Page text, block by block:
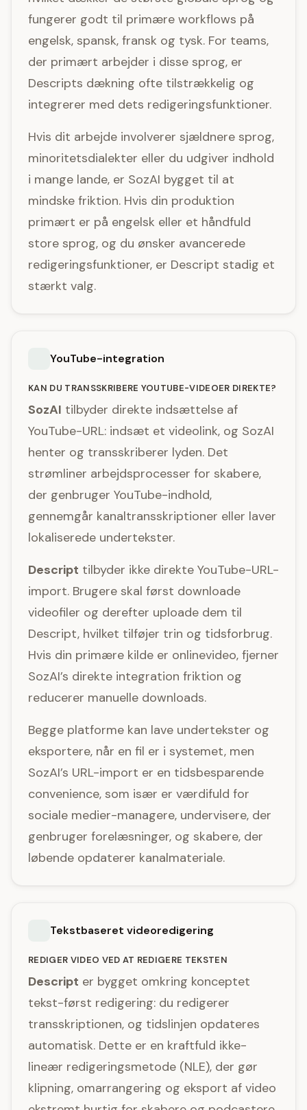
fungerer godt til primære workflows på
engelsk, spansk, fransk og tysk. For teams,
der primært arbejder i disse sprog, er
Descripts dækning ofte tilstrækkelig og
integrerer med dets redigeringsfunktioner.
Hvis dit arbejde involverer sjældnere sprog,
minoritetsdialekter eller du udgiver indhold
i mange lande, er SozAI bygget til at
mindske friktion. Hvis din produktion
primært er på engelsk eller et håndfuld
store sprog, og du ønsker avancerede
redigeringsfunktioner, er Descript stadig et
stærkt valg.
YouTube-integration
KAN DU TRANSSKRIBERE YOUTUBE-VIDEOER DIREKTE?
SozAI tilbyder direkte indsættelse af
YouTube-URL: indsæt et videolink, og SozAI
henter og transskriberer lyden. Det
strømliner arbejdsprocesser for skabere,
der genbruger YouTube-indhold,
gennemgår kanaltransskriptioner eller laver
lokaliserede undertekster.
Descript tilbyder ikke direkte YouTube-URL-
import. Brugere skal først downloade
videofiler og derefter uploade dem til
Descript, hvilket tilføjer trin og tidsforbrug.
Hvis din primære kilde er onlinevideo, fjerner
SozAI’s direkte integration friktion og
reducerer manuelle downloads.
Begge platforme kan lave undertekster og
eksportere, når en fil er i systemet, men
SozAI’s URL-import er en tidsbesparende
convenience, som især er værdifuld for
sociale medier-managere, undervisere, der
genbruger forelæsninger, og skabere, der
løbende opdaterer kanalmateriale.
Tekstbaseret videoredigering
REDIGER VIDEO VED AT REDIGERE TEKSTEN
Descript er bygget omkring konceptet
tekst-først redigering: du redigerer
transskriptionen, og tidslinjen opdateres
automatisk. Dette er en kraftfuld ikke-
lineær redigeringsmetode (NLE), der gør
klipning, omarrangering og eksport af video